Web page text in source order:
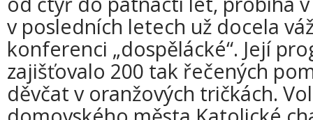
v posledních letech už docela
konferenci „dospělácké“. Její
zajišťovalo 200 tak řečených
děvčat v oranžových tričkách.